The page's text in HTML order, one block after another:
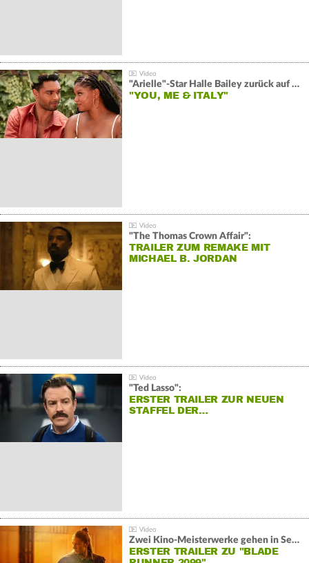
"Arielle"-Star Halle Bailey zurück auf der Leinwand:
"YOU, ME & ITALY"
"The Thomas Crown Affair":
TRAILER ZUM REMAKE MIT
MICHAEL B. JORDAN
"Ted Lasso":
ERSTER TRAILER ZUR NEUEN
STAFFEL DER…
Zwei Kino-Meisterwerke gehen in Serie:
ERSTER TRAILER ZU "BLADE